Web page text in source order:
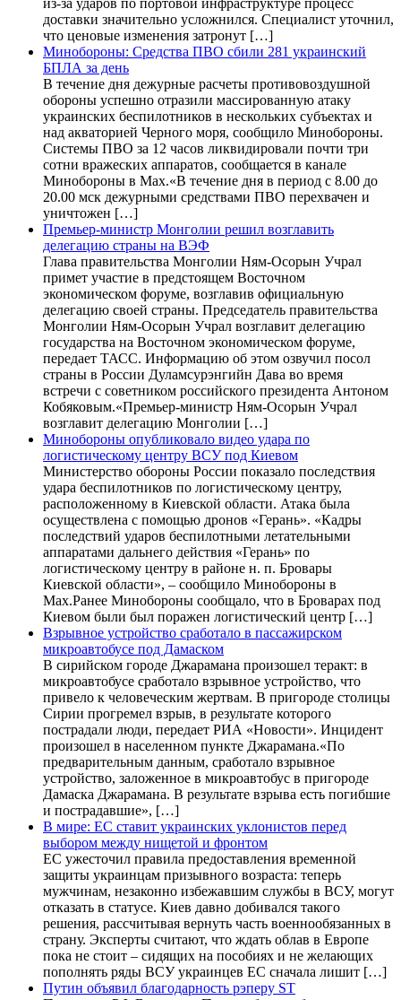
из-за ударов по портовой инфраструктуре процесс
доставки значительно усложнился. Специалист уточнил,
что ценовые изменения затронут […]
Минобороны: Средства ПВО сбили 281 украинский
БПЛА за день
В течение дня дежурные расчеты противовоздушной
обороны успешно отразили массированную атаку
украинских беспилотников в нескольких субъектах и
над акваторией Черного моря, сообщило Минобороны.
Системы ПВО за 12 часов ликвидировали почти три
сотни вражеских аппаратов, сообщается в канале
Минобороны в Max.«В течение дня в период с 8.00 до
20.00 мск дежурными средствами ПВО перехвачен и
уничтожен […]
Премьер-министр Монголии решил возглавить
делегацию страны на ВЭФ
Глава правительства Монголии Ням-Осорын Учрал
примет участие в предстоящем Восточном
экономическом форуме, возглавив официальную
делегацию своей страны. Председатель правительства
Монголии Ням-Осорын Учрал возглавит делегацию
государства на Восточном экономическом форуме,
передает ТАСС. Информацию об этом озвучил посол
страны в России Дуламсурэнгийн Дава во время
встречи с советником российского президента Антоном
Кобяковым.«Премьер-министр Ням-Осорын Учрал
возглавит делегацию Монголии […]
Минобороны опубликовало видео удара по
логистическому центру ВСУ под Киевом
Министерство обороны России показало последствия
удара беспилотников по логистическому центру,
расположенному в Киевской области. Атака была
осуществлена с помощью дронов «Герань». «Кадры
последствий ударов беспилотными летательными
аппаратами дальнего действия «Герань» по
логистическому центру в районе н. п. Бровары
Киевской области», – сообщило Минобороны в
Max.Ранее Минобороны сообщало, что в Броварах под
Киевом были был поражен логистический центр […]
Взрывное устройство сработало в пассажирском
микроавтобусе под Дамаском
В сирийском городе Джарамана произошел теракт: в
микроавтобусе сработало взрывное устройство, что
привело к человеческим жертвам. В пригороде столицы
Сирии прогремел взрыв, в результате которого
пострадали люди, передает РИА «Новости». Инцидент
произошел в населенном пункте Джарамана.«По
предварительным данным, сработало взрывное
устройство, заложенное в микроавтобус в пригороде
Дамаска Джарамана. В результате взрыва есть погибшие
и пострадавшие», […]
В мире: ЕС ставит украинских уклонистов перед
выбором между нищетой и фронтом
ЕС ужесточил правила предоставления временной
защиты украинцам призывного возраста: теперь
мужчинам, незаконно избежавшим службы в ВСУ, могут
отказать в статусе. Киев давно добивался такого
решения, рассчитывая вернуть часть военнообязанных в
страну. Эксперты считают, что ждать облав в Европе
пока не стоит – сидящих на пособиях и не желающих
пополнять ряды ВСУ украинцев ЕС сначала лишит […]
Путин объявил благодарность рэперу ST